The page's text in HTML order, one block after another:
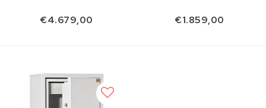
€4.679,00 €1.859,00